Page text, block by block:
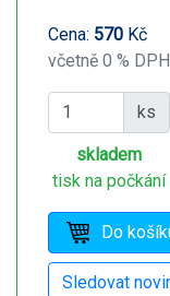
Cena: 570 Kč
včetně 0 % DPH
ks
skladem
tisk na počkání